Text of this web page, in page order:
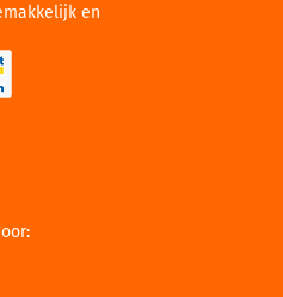
en